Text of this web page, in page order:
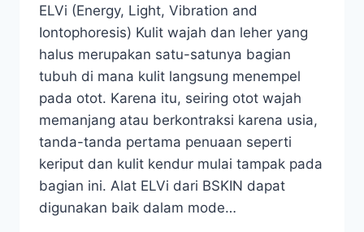
ELVi (Energy, Light, Vibration and
Iontophoresis) Kulit wajah dan leher yang
halus merupakan satu-satunya bagian
tubuh di mana kulit langsung menempel
pada otot. Karena itu, seiring otot wajah
memanjang atau berkontraksi karena usia,
tanda-tanda pertama penuaan seperti
keriput dan kulit kendur mulai tampak pada
bagian ini. Alat ELVi dari BSKIN dapat
digunakan baik dalam mode…